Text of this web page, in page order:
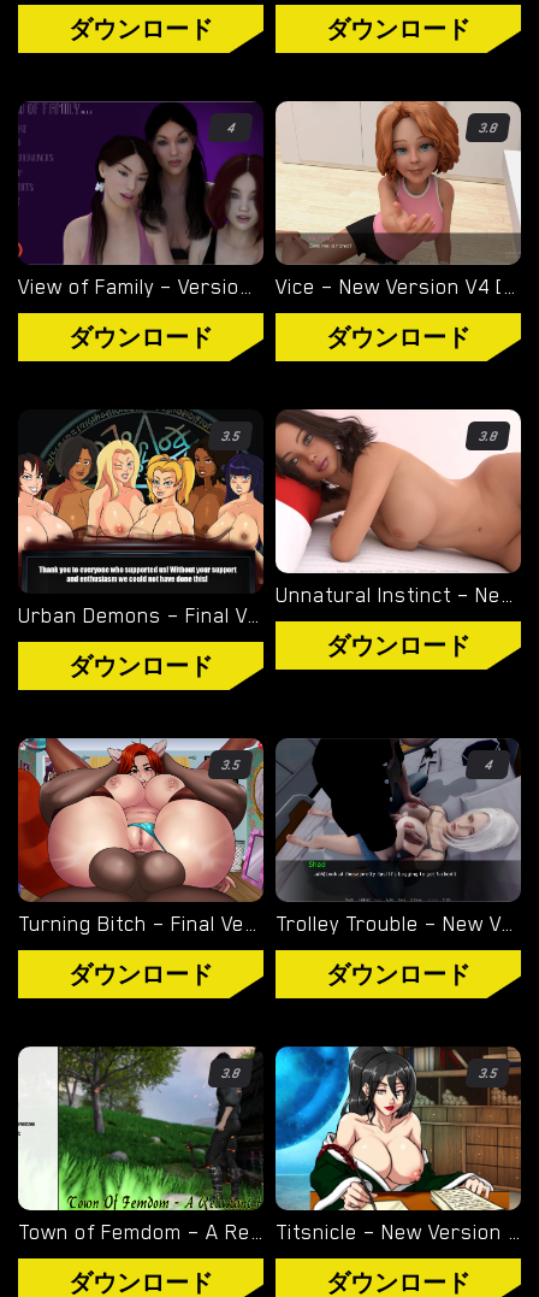
ノ
ー
ム
を
ン
ロ
ダウンロード
ANDROID ポルノ ゲーム
WINDOWS ポルノ ゲーム
MACOS ポルノ ゲーム
LINUX ポルノ ゲーム
デバイス
PC ポルノ ゲーム
モバイル ポルノ ゲーム
ダウンロード用追加
ポルノゲーム APK
ブログ
タグ
ゲームエンジン
RENPY
RUFFLE
ダウンロード ダウンロード
4
View of Family – Version 0.1.4 [Marvel]
ダウンロード
3.8
Vice – New Version V4 [Storyteller97]
ダウンロード
3.5
Urban Demons – Final Version 1.1 [Nergal]
ダウンロード
3.8
Unnatural Instinct – New Version 0.6 [Merizmare]
ダウンロード
3.5
Turning Bitch – Final Version (Full Game) [NowaJoestar]
ダウンロード
4
Trolley Trouble – New Version 0.19.0 [NTRaction]
ダウンロード
3.8
Town of Femdom – A Reluctant Hero – New Version 0.34 [jinjonkun]
ダウンロード
3.5
Titsnicle – New Version 0.64b [Pokkaloh]
ダウンロード